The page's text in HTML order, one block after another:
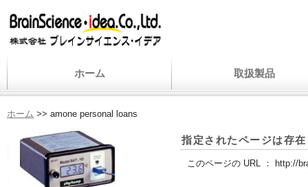
ホーム 取扱製品
ホーム >> amone personal loans
指定されたページは存
このページの URL ： http://